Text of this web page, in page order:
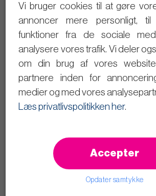
Telefon: 21 40 80 28 (Skriv gerne
Følg med i det politiske arbejde
Dagsordener og referater
Se byrådsmøderne på video
Læs blogindlæg
Åbenhed og transparens
Vi bruger cookies til at gøre
annoncer mere personligt,
funktioner fra de sociale
analysere vores trafik. Vi deler
om din brug af vores
partnere inden for
medier og med vores
Læs privatlivspolitikken her.
Accepter
Opdater samtykke